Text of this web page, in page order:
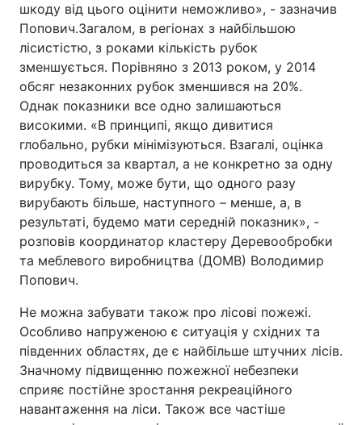
шкоду від цього оцінити неможливо», - зазначив
Попович.Загалом, в регіонах з найбільшою
лісистістю, з роками кількість рубок
зменшується. Порівняно з 2013 роком, у 2014
обсяг незаконних рубок зменшився на 20%.
Однак показники все одно залишаються
високими. «В принципі, якщо дивитися
глобально, рубки мінімізуються. Взагалі, оцінка
проводиться за квартал, а не конкретно за одну
вирубку. Тому, може бути, що одного разу
вирубають більше, наступного – менше, а, в
результаті, будемо мати середній показник», -
розповів координатор кластеру Деревообробки
та меблевого виробництва (ДОМВ) Володимир
Попович.
Не можна забувати також про лісові пожежі.
Особливо напруженою є ситуація у східних та
південних областях, де є найбільше штучних лісів.
Значному підвищенню пожежної небезпеки
сприяє постійне зростання рекреаційного
навантаження на ліси. Також все частіше